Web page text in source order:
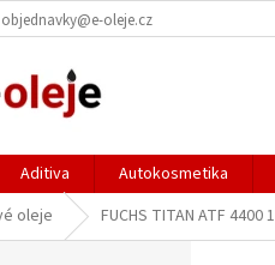
objednavky@e-oleje.cz
Aditiva Autokosmetika
oleje FUCHS TITAN ATF 4400